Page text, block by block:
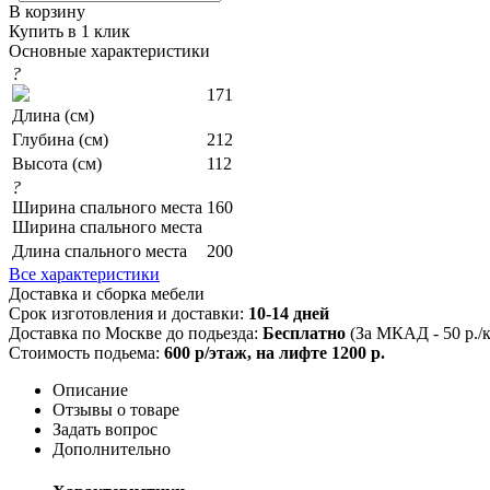
В корзину
Купить в 1 клик
Основные характеристики
?
Длина (см)
171
Глубина (см)
212
Высота (см)
112
?
Ширина спального места
Ширина спального места
160
Длина спального места
200
Все характеристики
Доставка и сборка мебели
Срок изготовления и доставки: 10-14 дней
Доставка по Москве до подьезда: Бесплатно (За МКАД - 50 р./
Стоимость подьема: 600 р/этаж, на лифте 1200 р.
Описание
Отзывы о товаре
Задать вопрос
Дополнительно